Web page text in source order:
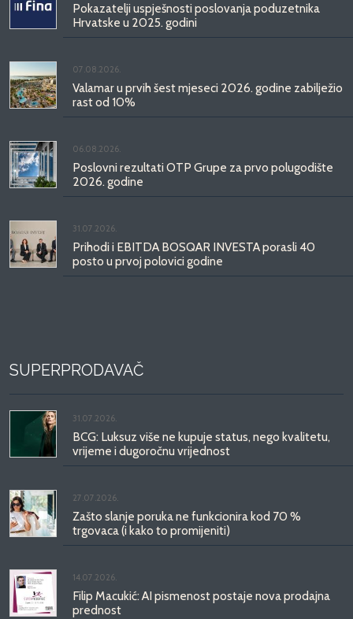
Pokazatelji uspješnosti poslovanja poduzetnika
Hrvatske u 2025. godini
07.08.2026.
Valamar u prvih šest mjeseci 2026. godine zabilježio
rast od 10%
06.08.2026.
Poslovni rezultati OTP Grupe za prvo polugodište
2026. godine
31.07.2026.
Prihodi i EBITDA BOSQAR INVESTA porasli 40
posto u prvoj polovici godine
SUPERPRODAVAČ
31.07.2026.
BCG: Luksuz više ne kupuje status, nego kvalitetu,
vrijeme i dugoročnu vrijednost
27.07.2026.
Zašto slanje poruka ne funkcionira kod 70 %
trgovaca (i kako to promijeniti)
14.07.2026.
Filip Macukić: AI pismenost postaje nova prodajna
prednost